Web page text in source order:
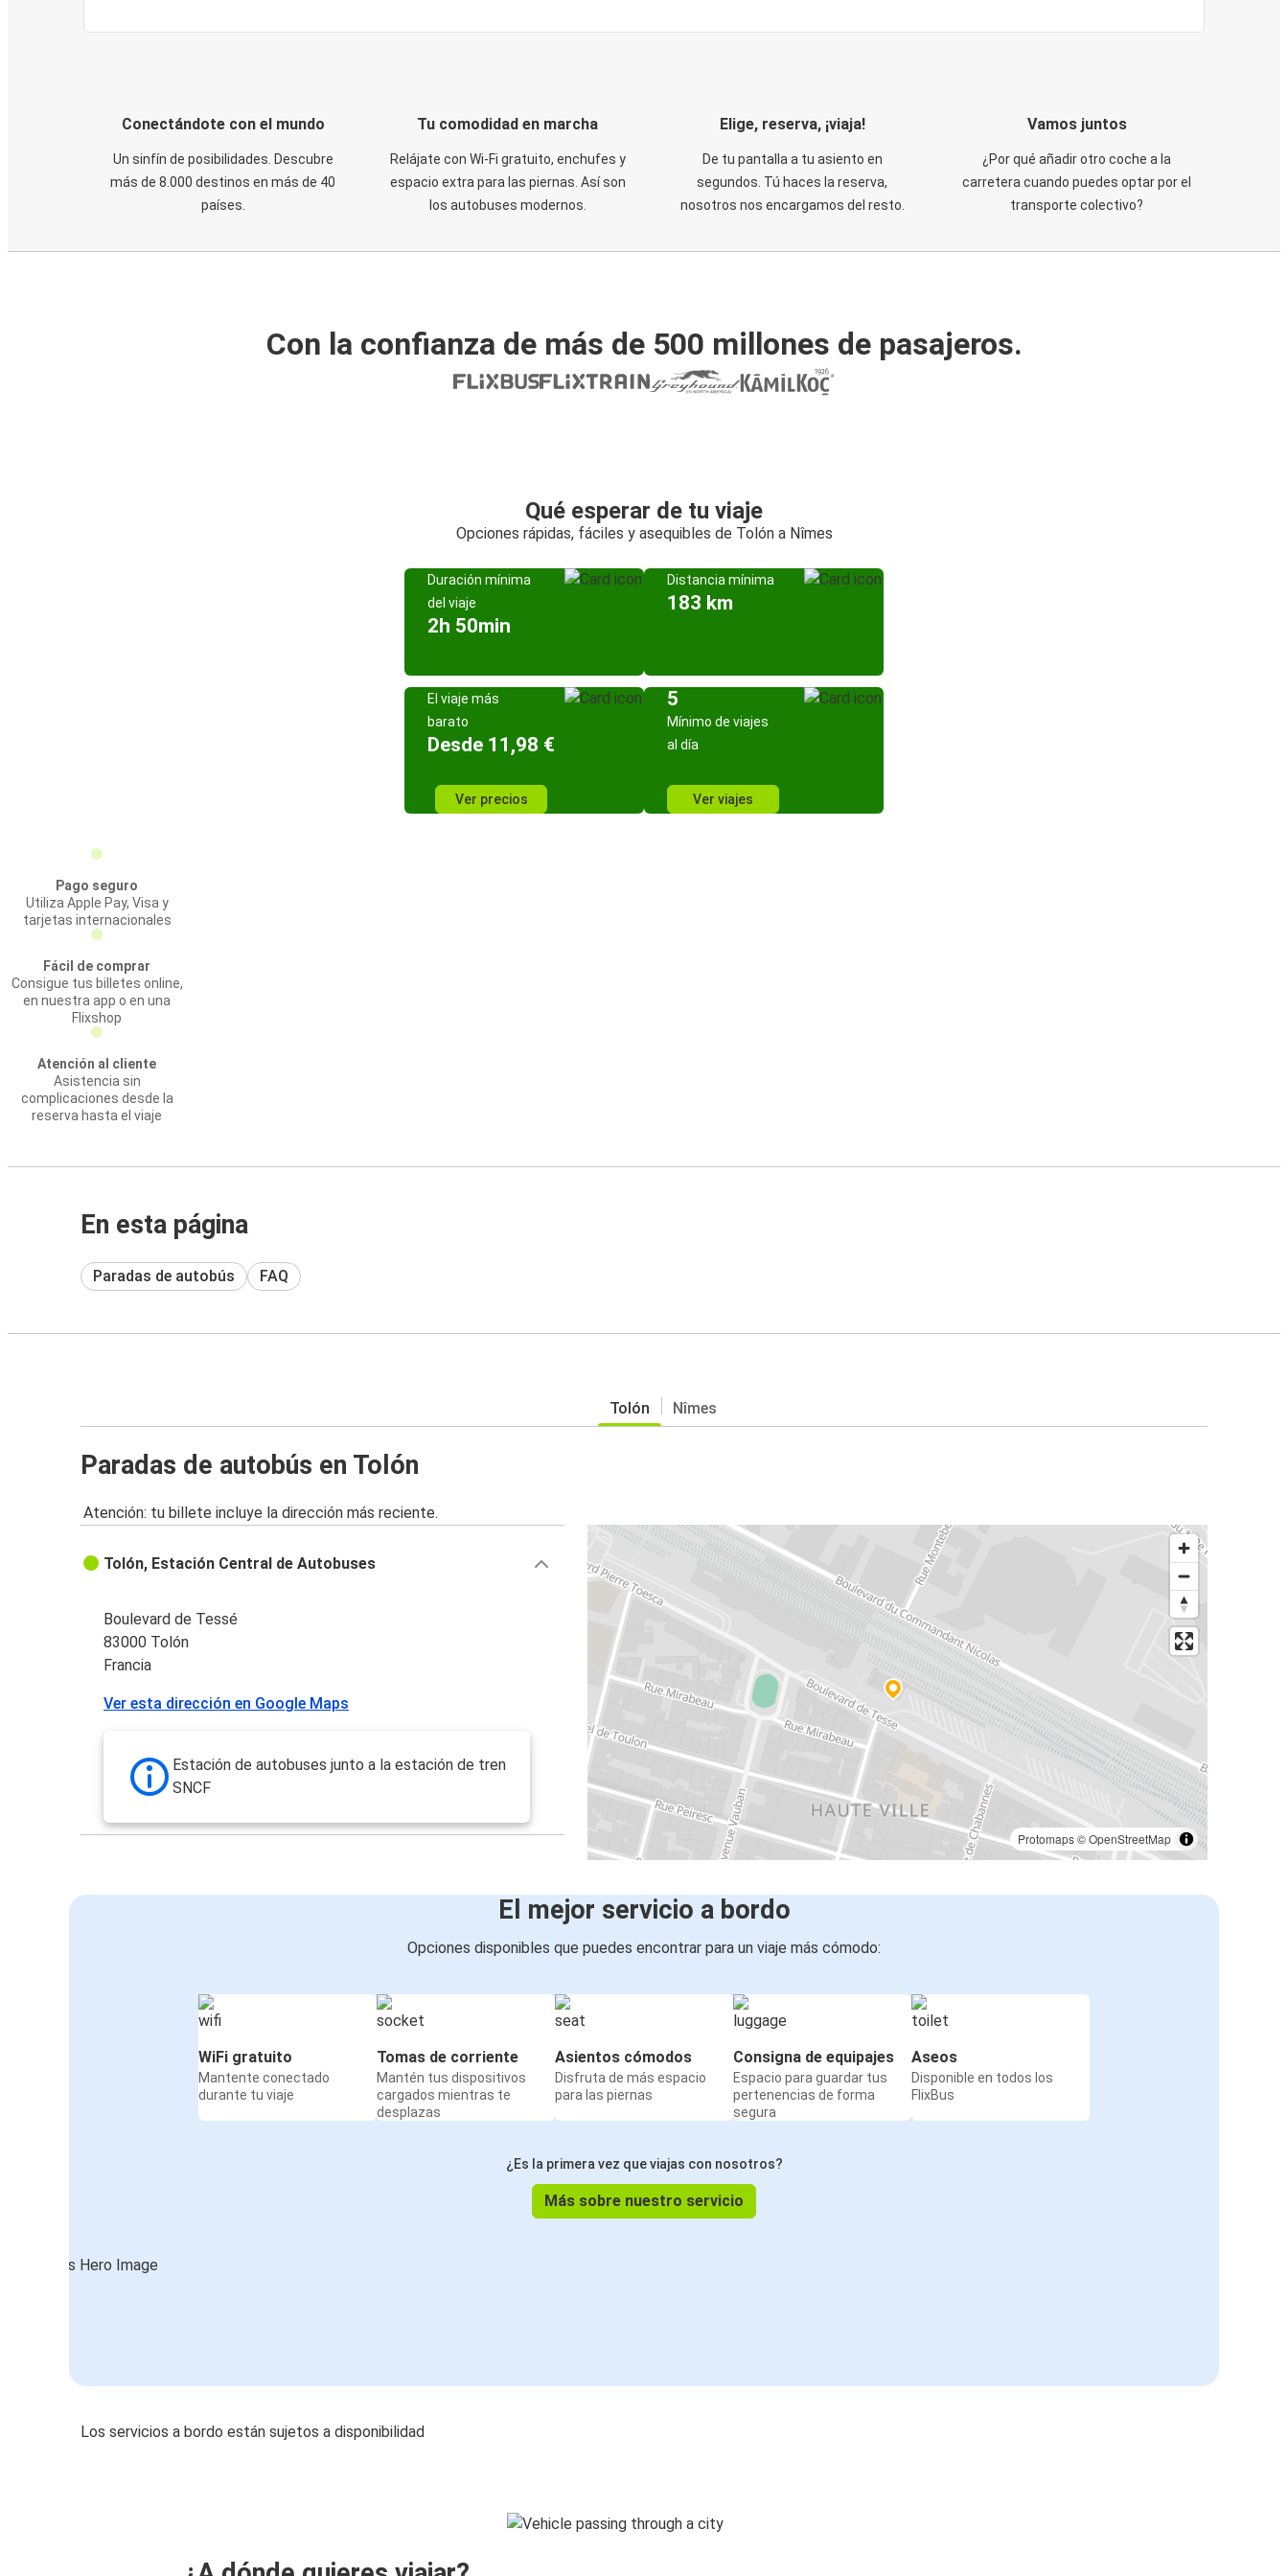
Conectándote con el mundo
Un sinfín de posibilidades. Descubre
más de 8.000 destinos en más de 40
países.
Tu comodidad en marcha
Relájate con Wi-Fi gratuito, enchufes y
espacio extra para las piernas. Así son
los autobuses modernos.
Elige, reserva, ¡viaja!
De tu pantalla a tu asiento en
segundos. Tú haces la reserva,
nosotros nos encargamos del resto.
Vamos juntos
¿Por qué añadir otro coche a la
carretera cuando puedes optar por el
transporte colectivo?
Con la confianza de más de 500 millones de pasajeros.
Qué esperar de tu viaje
Opciones rápidas, fáciles y asequibles de Tolón a Nîmes
Duración mínima
del viaje
2h 50min
Distancia mínima
183 km
El viaje más
barato
Desde 11,98 €
Ver precios
5
Mínimo de viajes
al día
Ver viajes
Pago seguro
Utiliza Apple Pay, Visa y
tarjetas internacionales
Fácil de comprar
Consigue tus billetes online,
en nuestra app o en una
Flixshop
Atención al cliente
Asistencia sin
complicaciones desde la
reserva hasta el viaje
En esta página
Paradas de autobús FAQ
Tolón Nîmes
Paradas de autobús en Tolón
Atención: tu billete incluye la dirección más reciente.
Protomaps©OpenStreetMap
Tolón, Estación Central de Autobuses
Boulevard de Tessé
83000 Tolón
Francia
Ver esta dirección en Google Maps
Estación de autobuses junto a la estación de tren
SNCF
El mejor servicio a bordo
Opciones disponibles que puedes encontrar para un viaje más cómodo:
WiFi gratuito
Mantente conectado
durante tu viaje
Tomas de corriente
Mantén tus dispositivos
cargados mientras te
desplazas
Asientos cómodos
Disfruta de más espacio
para las piernas
Consigna de equipajes
Espacio para guardar tus
pertenencias de forma
segura
Aseos
Disponible en todos los
FlixBus
¿Es la primera vez que viajas con nosotros?
Más sobre nuestro servicio
Los servicios a bordo están sujetos a disponibilidad